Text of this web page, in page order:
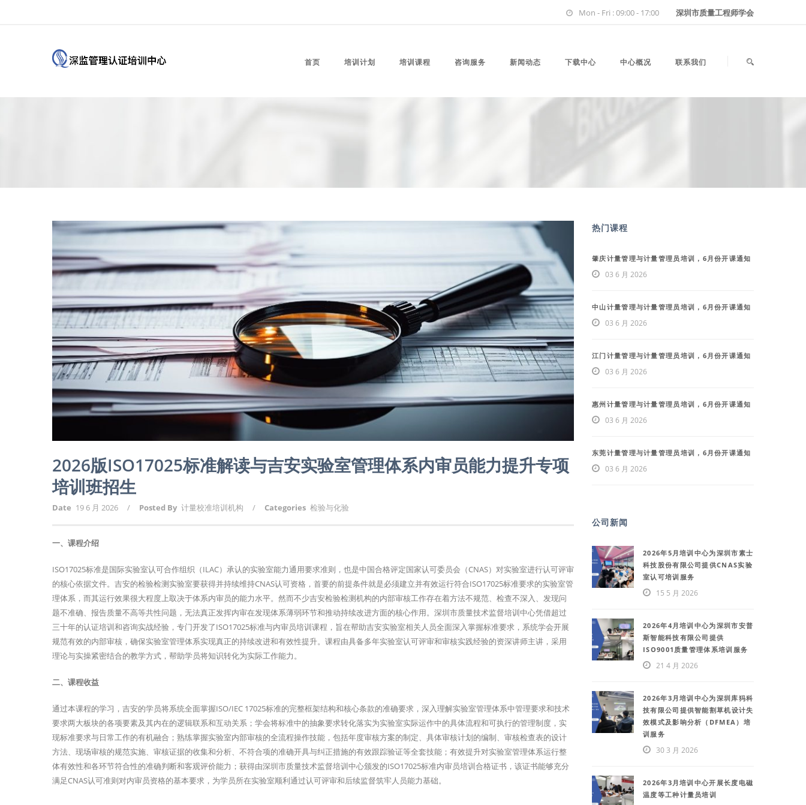
Mon - Fri : 09:00 - 17:00 深圳市质量工程师学会
首页 培训计划 培训课程 咨询服务 新闻动态 下载中心 中心概况 联系我们
2026版ISO17025标准解读与吉安实验室管理体系内审员能力提升专项
培训班招生
Date 19 6 月 2026 / Posted By 计量校准培训机构 / Categories 检验与化验
一、课程介绍
ISO17025标准是国际实验室认可合作组织（ILAC）承认的实验室能力通用要求准则，也是中国合格评定国家认可委员会（CNAS）对实验室进行认可评审
的核心依据文件。吉安的检验检测实验室要获得并持续维持CNAS认可资格，首要的前提条件就是必须建立并有效运行符合ISO17025标准要求的实验室管
理体系，而其运行效果很大程度上取决于体系内审员的能力水平。然而不少吉安检验检测机构的内部审核工作存在着方法不规范、检查不深入、发现问
题不准确、报告质量不高等共性问题，无法真正发挥内审在发现体系薄弱环节和推动持续改进方面的核心作用。深圳市质量技术监督培训中心凭借超过
三十年的认证培训和咨询实战经验，专门开发了ISO17025标准与内审员培训课程，旨在帮助吉安实验室相关人员全面深入掌握标准要求，系统学会开展
规范有效的内部审核，确保实验室管理体系实现真正的持续改进和有效性提升。课程由具备多年实验室认可评审和审核实践经验的资深讲师主讲，采用
理论与实操紧密结合的教学方式，帮助学员将知识转化为实际工作能力。
二、课程收益
通过本课程的学习，吉安的学员将系统全面掌握ISO/IEC 17025标准的完整框架结构和核心条款的准确要求，深入理解实验室管理体系中管理要求和技术
要求两大板块的各项要素及其内在的逻辑联系和互动关系；学会将标准中的抽象要求转化落实为实验室实际运作中的具体流程和可执行的管理制度，实
现标准要求与日常工作的有机融合；熟练掌握实验室内部审核的全流程操作技能，包括年度审核方案的制定、具体审核计划的编制、审核检查表的设计
方法、现场审核的规范实施、审核证据的收集和分析、不符合项的准确开具与纠正措施的有效跟踪验证等全套技能；有效提升对实验室管理体系运行整
体有效性和各环节符合性的准确判断和客观评价能力；获得由深圳市质量技术监督培训中心颁发的ISO17025标准内审员培训合格证书，该证书能够充分
满足CNAS认可准则对内审员资格的基本要求，为学员所在实验室顺利通过认可评审和后续监督筑牢人员能力基础。
热门课程
肇庆计量管理与计量管理员培训，6月份开课通知
03 6 月 2026
中山计量管理与计量管理员培训，6月份开课通知
03 6 月 2026
江门计量管理与计量管理员培训，6月份开课通知
03 6 月 2026
惠州计量管理与计量管理员培训，6月份开课通知
03 6 月 2026
东莞计量管理与计量管理员培训，6月份开课通知
03 6 月 2026
公司新闻
2026年5月培训中心为深圳市素士
科技股份有限公司提供CNAS实验
室认可培训服务
15 5 月 2026
2026年4月培训中心为深圳市安普
斯智能科技有限公司提供
ISO9001质量管理体系培训服务
21 4 月 2026
2026年3月培训中心为深圳库犸科
技有限公司提供智能割草机设计失
效模式及影响分析（DFMEA）培
训服务
30 3 月 2026
2026年3月培训中心开展长度电磁
温度等工种计量员培训